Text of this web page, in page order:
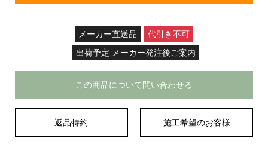
メーカー直送品
代引き不可
出荷予定 メーカー発注後ご案内
この商品について問い合わせる
返品特約 施工希望のお客様